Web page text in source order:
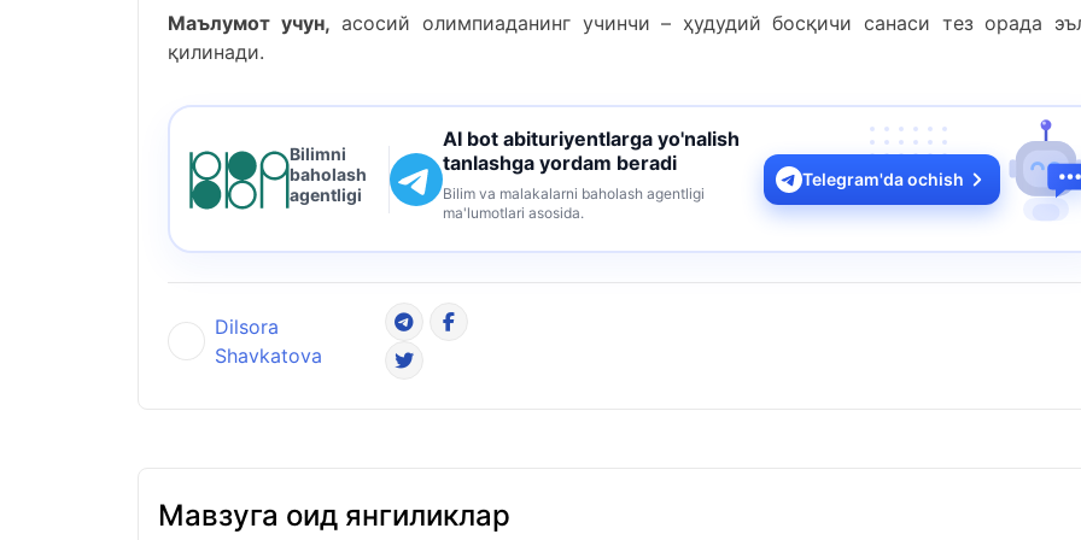
Маълумот учун, асосий олимпиаданинг учинчи – ҳудудий босқичи санаси тез орада
қилинади.
Bilimni
baholash
agentligi
AI bot abituriyentlarga yo'nalish
tanlashga yordam beradi
Bilim va malakalarni baholash agentligi
ma'lumotlari asosida.
Telegram'da ochish
Dilsora
Shavkatova
Мавзуга оид янгиликлар